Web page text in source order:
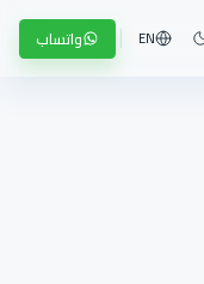
EN واتساب